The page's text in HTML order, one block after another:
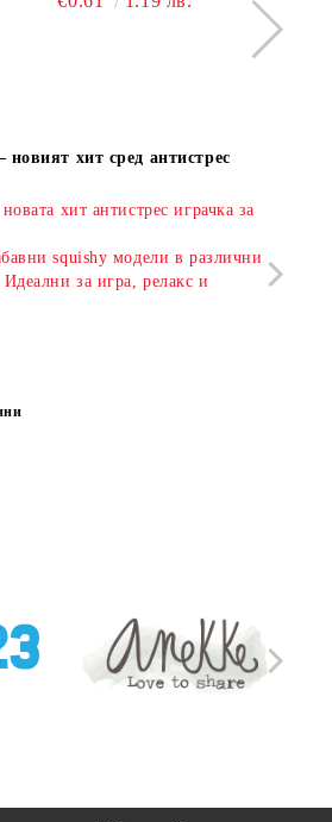
хит сред антистрес
хит антистрес играчка за
squishy модели в различни
за игра, релакс и